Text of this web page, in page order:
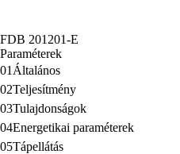
FDB 201201-E
Paraméterek
01 Általános
02Teljesítmény
03Tulajdonságok
04Energetikai paraméterek
05Tápellátás